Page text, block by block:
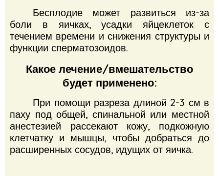
Бесплодие может развиться из-за
боли в яичках, усадки яйцеклеток с
течением времени и снижения структуры и
функции сперматозоидов.
Какое лечение/вмешательство
будет применено:
При помощи разреза длиной 2-3 см в
паху под общей, спинальной или местной
анестезией рассекают кожу, подкожную
клетчатку и мышцы, чтобы добраться до
расширенных сосудов, идущих от яичка.